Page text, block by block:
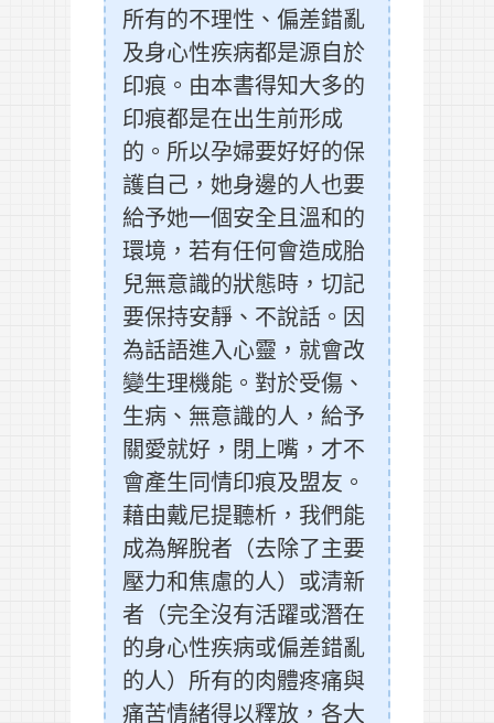
所有的不理性、偏差錯亂
及身心性疾病都是源自於
印痕。由本書得知大多的
印痕都是在出生前形成
的。所以孕婦要好好的保
護自己，她身邊的人也要
給予她一個安全且溫和的
環境，若有任何會造成胎
兒無意識的狀態時，切記
要保持安靜、不說話。因
為話語進入心靈，就會改
變生理機能。對於受傷、
生病、無意識的人，給予
關愛就好，閉上嘴，才不
會產生同情印痕及盟友。
藉由戴尼提聽析，我們能
成為解脫者（去除了主要
壓力和焦慮的人）或清新
者（完全沒有活躍或潛在
的身心性疾病或偏差錯亂
的人）所有的肉體疼痛與
痛苦情緒得以釋放，各大